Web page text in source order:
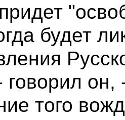
будет
говорил
того